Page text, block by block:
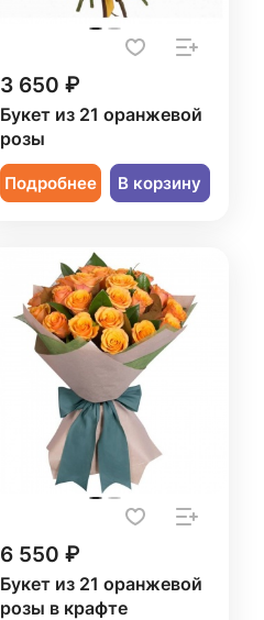
3 650 ₽
Букет из 21 оранжевой
розы
Подробнее В корзину
6 550 ₽
Букет из 21 оранжевой
розы в крафте